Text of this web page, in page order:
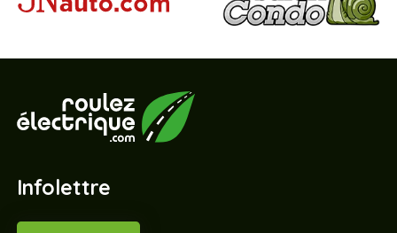
Infolettre